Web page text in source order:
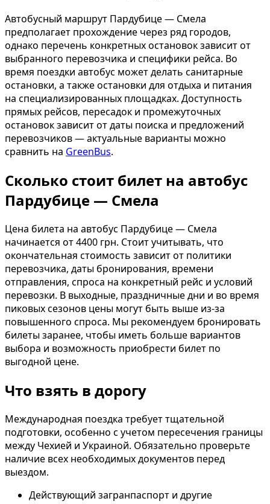
Автобусный маршрут Пардубице — Смела
предполагает прохождение через ряд городов,
однако перечень конкретных остановок зависит от
выбранного перевозчика и специфики рейса. Во
время поездки автобус может делать санитарные
остановки, а также остановки для отдыха и питания
на специализированных площадках. Доступность
прямых рейсов, пересадок и промежуточных
остановок зависит от даты поиска и предложений
перевозчиков — актуальные варианты можно
сравнить на GreenBus.
Сколько стоит билет на автобус
Пардубице — Смела
Цена билета на автобус Пардубице — Смела
начинается от 4400 грн. Стоит учитывать, что
окончательная стоимость зависит от политики
перевозчика, даты бронирования, времени
отправления, спроса на конкретный рейс и условий
перевозки. В выходные, праздничные дни и во время
пиковых сезонов цены могут быть выше из-за
повышенного спроса. Мы рекомендуем бронировать
билеты заранее, чтобы иметь больше вариантов
выбора и возможность приобрести билет по
выгодной цене.
Что взять в дорогу
Международная поездка требует тщательной
подготовки, особенно с учетом пересечения границы
между Чехией и Украиной. Обязательно проверьте
наличие всех необходимых документов перед
выездом.
Действующий загранпаспорт и другие